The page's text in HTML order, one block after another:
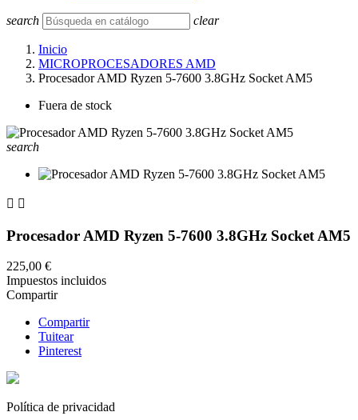
search clear
Inicio
MICROPROCESADORES AMD
Procesador AMD Ryzen 5-7600 3.8GHz Socket AM5
Fuera de stock
search
 
Procesador AMD Ryzen 5-7600 3.8GHz Socket AM5
225,00 €
Impuestos incluidos
Compartir
Compartir
Tuitear
Pinterest
Política de privacidad